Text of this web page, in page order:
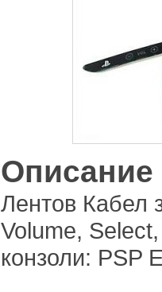
Описание
Лентов Кабел
Volume,
конзоли: PSP